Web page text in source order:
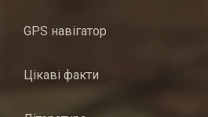
GPS навігатор
Цікаві факти